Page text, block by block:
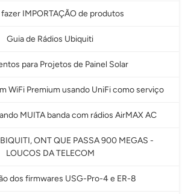
IMPORTAÇÃO de produtos
Guia de Rádios Ubiquiti
para Projetos de Painel Solar
WiFi Premium usando UniFi como serviço
MUITA banda com rádios AirMAX AC
ONT QUE PASSA 900 MEGAS -
LOUCOS DA TELECOM
dos firmwares USG-Pro-4 e ER-8